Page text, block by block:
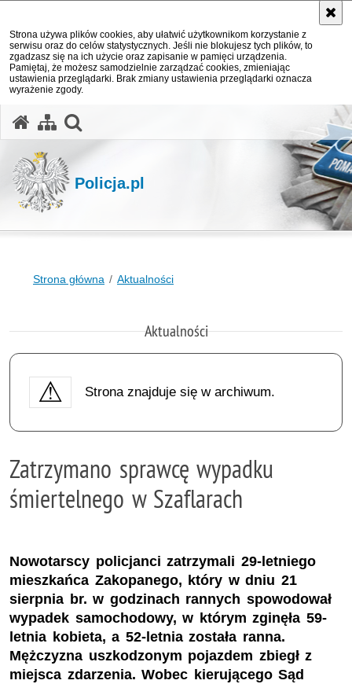
Strona używa plików cookies, aby ułatwić użytkownikom korzystanie z
serwisu oraz do celów statystycznych. Jeśli nie blokujesz tych plików, to
zgadzasz się na ich użycie oraz zapisanie w pamięci urządzenia.
Pamiętaj, że możesz samodzielnie zarządzać cookies, zmieniając
ustawienia przeglądarki. Brak zmiany ustawienia przeglądarki oznacza
wyrażenie zgody.
Policja.pl
Strona główna Aktualności
Aktualności
Strona znajduje się w archiwum.
Zatrzymano sprawcę wypadku
śmiertelnego w Szaflarach
Nowotarscy policjanci zatrzymali 29-letniego
mieszkańca Zakopanego, który w dniu 21
sierpnia br. w godzinach rannych spowodował
wypadek samochodowy, w którym zginęła 59-
letnia kobieta, a 52-letnia została ranna.
Mężczyzna uszkodzonym pojazdem zbiegł z
miejsca zdarzenia. Wobec kierującego Sąd